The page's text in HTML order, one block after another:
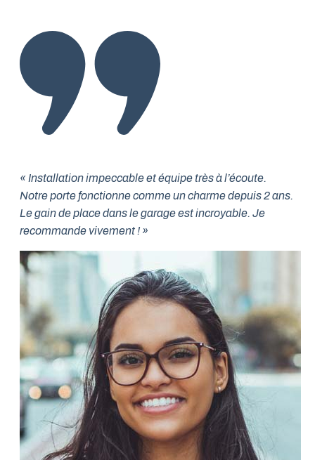
« Installation impeccable et équipe très à l’écoute.
Notre porte fonctionne comme un charme depuis 2 ans.
Le gain de place dans le garage est incroyable. Je
recommande vivement ! »